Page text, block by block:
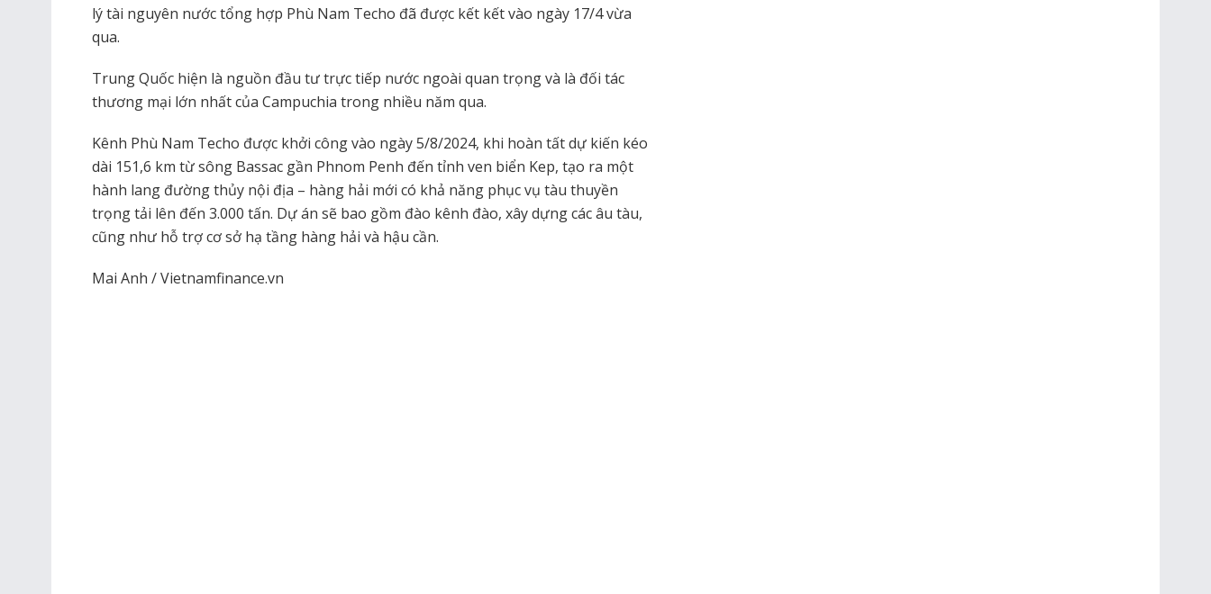
lý tài nguyên nước tổng hợp Phù Nam Techo đã được kết kết vào ngày 17/4 vừa
qua.
Trung Quốc hiện là nguồn đầu tư trực tiếp nước ngoài quan trọng và là đối tác
thương mại lớn nhất của Campuchia trong nhiều năm qua.
Kênh Phù Nam Techo được khởi công vào ngày 5/8/2024, khi hoàn tất dự kiến kéo
dài 151,6 km từ sông Bassac gần Phnom Penh đến tỉnh ven biển Kep, tạo ra một
hành lang đường thủy nội địa – hàng hải mới có khả năng phục vụ tàu thuyền
trọng tải lên đến 3.000 tấn. Dự án sẽ bao gồm đào kênh đào, xây dựng các âu tàu,
cũng như hỗ trợ cơ sở hạ tầng hàng hải và hậu cần.
Mai Anh / Vietnamfinance.vn